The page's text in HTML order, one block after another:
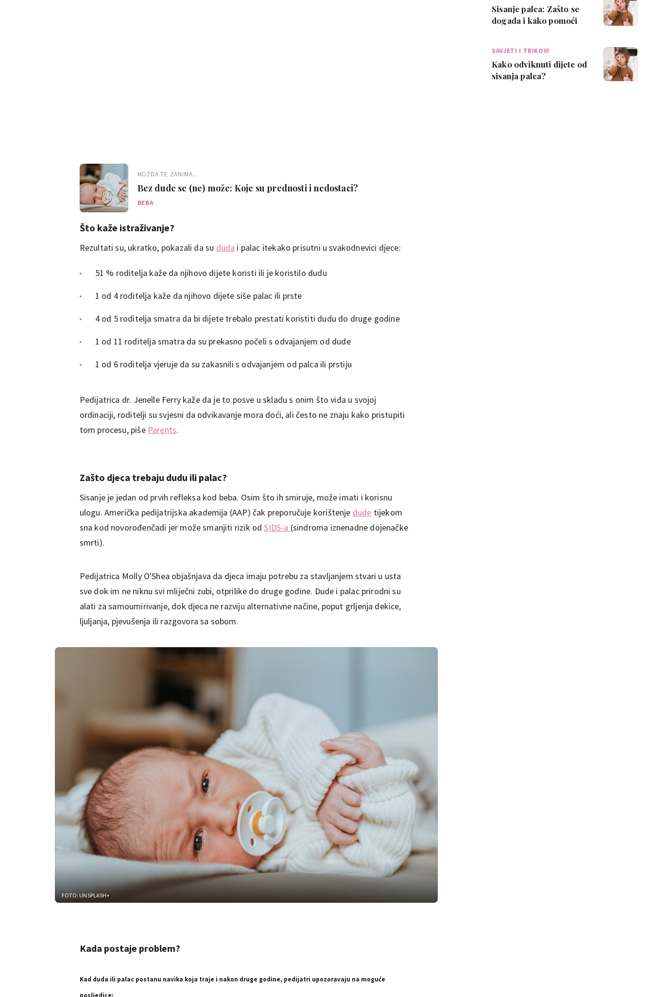
MOŽDA TE ZANIMA...
Bez dude se (ne) može: Koje su prednosti i nedostaci?
BEBA
Što kaže istraživanje?
Rezultati su, ukratko, pokazali da su duda i palac itekako prisutni u svakodnevici djece:
51 % roditelja kaže da njihovo dijete koristi ili je koristilo dudu
1 od 4 roditelja kaže da njihovo dijete siše palac ili prste
4 od 5 roditelja smatra da bi dijete trebalo prestati koristiti dudu do druge godine
1 od 11 roditelja smatra da su prekasno počeli s odvajanjem od dude
1 od 6 roditelja vjeruje da su zakasnili s odvajanjem od palca ili prstiju
Pedijatrica dr. Jenelle Ferry kaže da je to posve u skladu s onim što viđa u svojoj
ordinaciji, roditelji su svjesni da odvikavanje mora doći, ali često ne znaju kako pristupiti
tom procesu, piše Parents.
Zašto djeca trebaju dudu ili palac?
Sisanje je jedan od prvih refleksa kod beba. Osim što ih smiruje, može imati i korisnu
ulogu. Američka pedijatrijska akademija (AAP) čak preporučuje korištenje dude tijekom
sna kod novorođenčadi jer može smanjiti rizik odSIDS-a (sindroma iznenadne dojenačke
smrti).
Pedijatrica Molly O'Shea objašnjava da djeca imaju potrebu za stavljanjem stvari u usta
sve dok im ne niknu svi mliječni zubi, otprilike do druge godine. Dude i palac prirodni su
alati za samoumirivanje, dok djeca ne razviju alternativne načine, poput grljenja dekice,
ljuljanja, pjevušenja ili razgovora sa sobom.
FOTO: UNSPLASH+
Kada postaje problem?
Kad duda ili palac postanu navika koja traje i nakon druge godine, pedijatri upozoravaju na moguće
posljedice:
Sisanje palca: Zašto se
događa i kako pomoći
SAVJETI I TRIKOVI
Kako odviknuti dijete od
sisanja palca?